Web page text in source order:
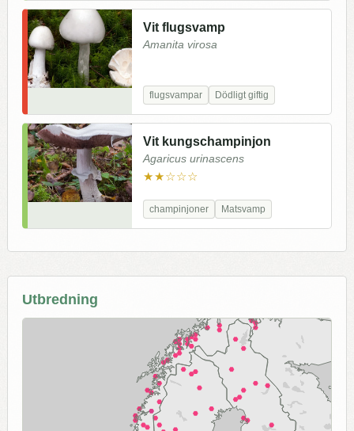
Vit flugsvamp
Amanita virosa
flugsvampar Dödligt giftig
Vit kungschampinjon
Agaricus urinascens
★★☆☆☆
champinjoner Matsvamp
Utbredning